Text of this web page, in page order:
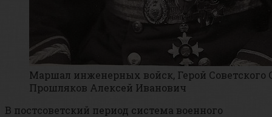
Маршал инженерных войск, Герой Советского
Прошляков Алексей Иванович
В постсоветский период система военного